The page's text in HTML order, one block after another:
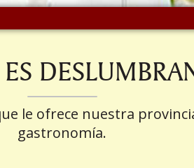
le ofrece nuestra
gastronomía.